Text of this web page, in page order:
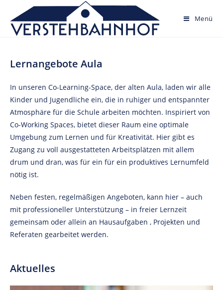
content
Menü
Lernangebote Aula
In unseren Co-Learning-Space, der alten Aula, laden wir alle
Kinder und Jugendliche ein, die in ruhiger und entspannter
Atmosphäre für die Schule arbeiten möchten. Inspiriert von
Co-Working Spaces, bietet dieser Raum eine optimale
Umgebung zum Lernen und für Kreativität. Hier gibt es
Zugang zu voll ausgestatteten Arbeitsplätzen mit allem
drum und dran, was für ein für ein produktives Lernumfeld
nötig ist.
Neben festen, regelmäßigen Angeboten, kann hier – auch
mit professioneller Unterstützung – in freier Lernzeit
gemeinsam oder allein an Hausaufgaben , Projekten und
Referaten gearbeitet werden.
Aktuelles